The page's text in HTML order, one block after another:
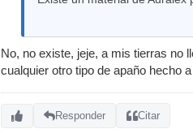
No, no existe, jeje, a mis tierras no
cualquier otro tipo de apaño hecho
Responder Citar